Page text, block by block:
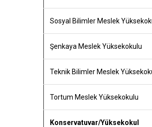
Sosyal Bilimler Meslek
Şenkaya Meslek Yüksekokulu
Teknik Bilimler Meslek
Tortum Meslek Yüksekokulu
Konservatuvar/Yüksekokul